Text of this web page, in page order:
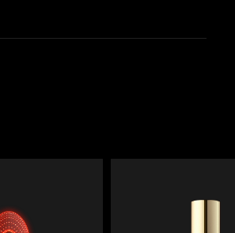
周即可显著改善肌肤紧致度和弹性。
少 48%，皮脂减少 18%。
，确保光线均匀覆盖。
底，优化LED光疗效果，同时支持肌肤屏
Peptide Serum